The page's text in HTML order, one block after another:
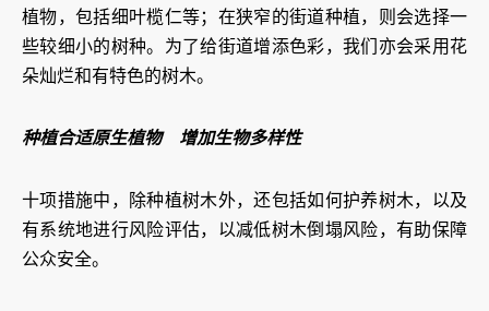
植物，包括细叶榄仁等；在狭窄的街道种植，则会选择一
些较细小的树种。为了给街道增添色彩，我们亦会采用花
朵灿烂和有特色的树木。
种植合适原生植物 增加生物多样性
十项措施中，除种植树木外，还包括如何护养树木，以及
有系统地进行风险评估，以减低树木倒塌风险，有助保障
公众安全。